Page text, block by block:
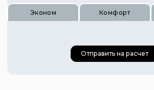
Эконом Комфорт
Отправить на расчет